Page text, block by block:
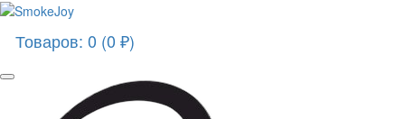
Товаров: 0 (0 ₽)